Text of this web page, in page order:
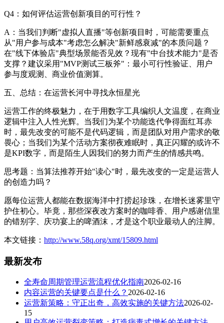
Q4：如何评估运营创新项目的可行性？
A：当我们判断"虚拟人直播"等创新项目时，可能需要重点
从"用户参与成本"考虑怎么解决"新鲜感衰减"的本质问题？
在"线下体验店"典型场景能否见效？现有"中台技术能力"是否
支撑？建议采用"MVP测试三板斧"：最小可行性验证、用户
参与度观测、商业价值测算。
五、总结：在运营长河中寻找永恒星光
运营工作的终极魅力，在于用数字工具编织人文温度，在商业
逻辑中注入人性光辉。当我们为某个功能迭代争得面红耳赤
时，最先改变的可能不是代码逻辑，而是团队对用户需求的敬
畏心；当我们为某个活动方案彻夜难眠时，真正闪耀的或许不
是KPI数字，而是陌生人因我们的努力而产生的情感共鸣。
思考题：当算法推荐开始"读心"时，最先改变的一定是运营人
的创造力吗？
愿每位运营人都能在数据海洋中打捞起珍珠，在增长迷雾里守
护住初心。毕竟，那些深夜改方案时的咖啡香、用户感谢信里
的错别字、庆功宴上的啤酒沫，才是这个职业最动人的注脚。
本文链接： http://www.58q.org/xmt/15809.html
最新发布
全寿命周期管理运营流程优化指南2026-02-16
内容运营的关键要点是什么？ 2026-02-16
运营新策略：守正出奇，高效实施的关键方法2026-02-
15